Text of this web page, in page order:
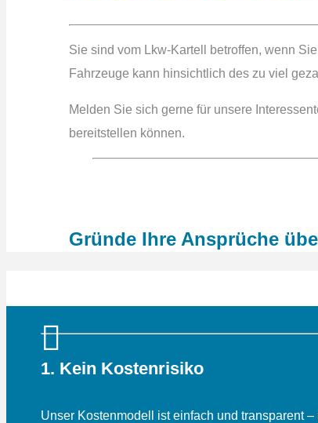
Sie sind vom Lkw-Kartell betroffen, wenn
Fahrzeuge kann hinsichtlich des zu viel
Melden Sie sich gerne für unsere
bereitstellen können.
Gründe Ihre Ansprüche
1. Kein Kostenrisiko
Unser Kostenmodell ist einfach und transparent